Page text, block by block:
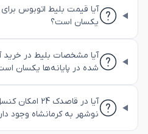
آیا قیمت بلیط اتوبوس برای
یکسان است؟
آیا مشخصات بلیط در خرید
شده در پایانه‌ها یکسان
آیا در قاصدک
نوشهر به کرمانشاه وجود